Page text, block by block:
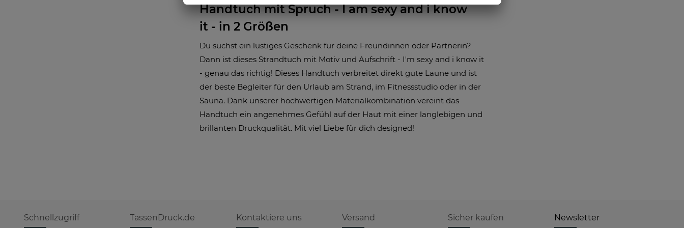
Handtuch mit Spruch - I am sexy and i know
it - in 2 Größen
Du suchst ein lustiges Geschenk für deine Freundinnen oder Partnerin?
Dann ist dieses Strandtuch mit Motiv und Aufschrift - I'm sexy and i know it
- genau das richtig! Dieses Handtuch verbreitet direkt gute Laune und ist
der beste Begleiter für den Urlaub am Strand, im Fitnessstudio oder in der
Sauna. Dank unserer hochwertigen Materialkombination vereint das
Handtuch ein angenehmes Gefühl auf der Haut mit einer langlebigen und
brillanten Druckqualität. Mit viel Liebe für dich designed!
Schnellzugriff TassenDruck.de Kontaktiere uns Versand Sicher kaufen Newsletter